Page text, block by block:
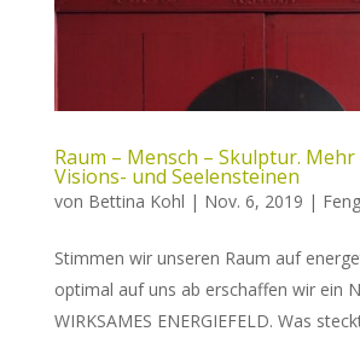
Raum – Mensch – Skulptur.
Visions- und Seelensteinen
von Bettina Kohl | Nov. 6, 2019 |
Stimmen wir unseren Raum auf
optimal auf uns ab erschaffen wir ein
WIRKSAMES ENERGIEFELD. Was